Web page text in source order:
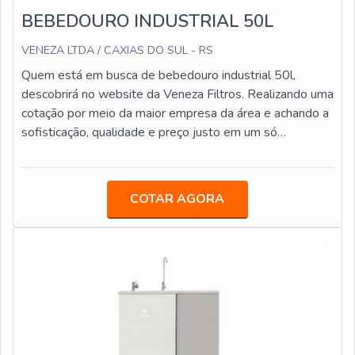
BEBEDOURO INDUSTRIAL 50L
VENEZA LTDA / CAXIAS DO SUL - RS
Quem está em busca de bebedouro industrial 50l,
descobrirá no website da Veneza Filtros. Realizando uma
cotação por meio da maior empresa da área e achando a
sofisticação, qualidade e preço justo em um só
BEBEDOURO INDUSTRIAL 50LQuem pesquisa na
inovadora, chega até a Veneza Filtros. A empresa
trabalha com bebedouro stilo hermético e refil filtro
tecnologia ao cliente.Não obstante, quando falamos em
bebedouro industrial 50l, é importante buscar uma
COTAR AGORA